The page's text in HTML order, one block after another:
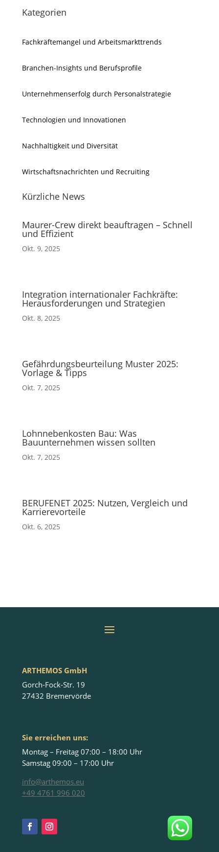
Kategorien
Fachkräftemangel und Arbeitsmarkttrends
Branchen-Insights und Berufsprofile
Unternehmenserfolg durch Personalstrategie
Technologien und Innovationen
Nachhaltigkeit und Diversität
Wirtschaftsnachrichten und Recruiting
Kürzliche News
Maurer-Crew direkt beauftragen – Schnell
und Effizient
Okt. 9, 2025
Integration internationaler Fachkräfte:
Herausforderungen und Strategien
Okt. 8, 2025
Gefährdungsbeurteilung Muster 2025:
Vorlage & Tipps
Okt. 7, 2025
Lohnnebenkosten Bau: Was
Bauunternehmen wissen sollten
Okt. 7, 2025
BERUFENET 2025: Nutzen, Vergleich und
Karrierevorteile
Okt. 6, 2025
ARTHEMOS GmbH
Gorch-Fock-Str. 19
27432 Bremervörde
Sie erreichen uns:
Montag – Freitag 07:00 – 18:00 Uhr
Samstag 09:00 – 17:00 Uhr
info@arthemos.eu
+49 4761 996 020